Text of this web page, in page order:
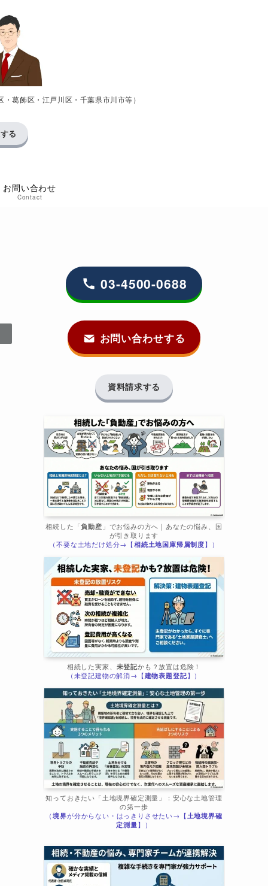
葛飾区・江戸川区・千葉県市川市等）
お問い合わせ
Contact
る
03-4500-0688
お問い合わせする
資料請求する
相続した「負動産 」でお悩みの方へ｜あなたの悩み、国
が引き取ります
（不要な土地だけ処分→【相続土地国庫帰属制度】）
相続した実家、 未登記かも？放置は危険！
（未登記建物の解消→【建物表題登記】）
知っておきたい「土地境界確定測量」：安心な土地管理
の第一歩
（境界が分からない・はっきりさせたい→【土地境界確
定測量】）